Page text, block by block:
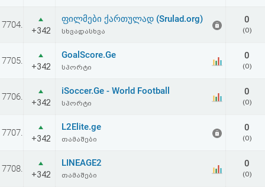
პაროლის
აღდგენა
HTML
სალიცენზიო
შეთანხმება
7704.
+342
ფილმები ქართულად (Srulad.org)
სხვადასხვა
0
(0)
7705.
+342
GoalScore.Ge
სპორტი
0
(0)
7706.
+342
iSoccer.Ge - World Football
სპორტი
0
(0)
7707.
+342
L2Elite.ge
თამაშები
0
(0)
7708.
+342
LINEAGE2
თამაშები
0
(0)